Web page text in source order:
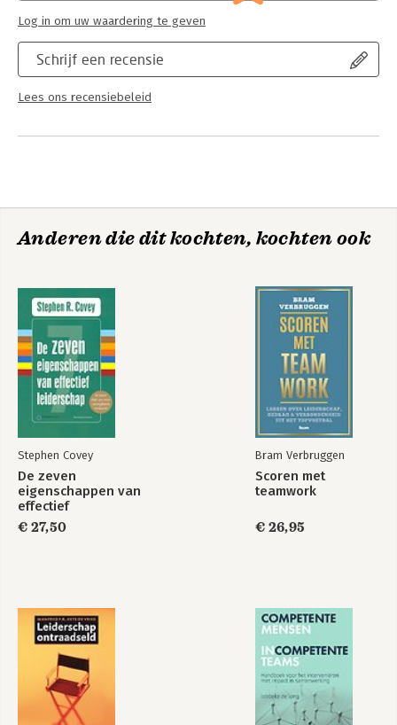
Schrijf een recensie
Lees ons recensiebeleid
Log in om uw waardering te geven
Anderen die dit kochten, kochten ook
Stephen Covey
De zeven
eigenschappen van
effectief
leiderschap
€ 27,50
Bram Verbruggen
Scoren met
teamwork
€ 26,95